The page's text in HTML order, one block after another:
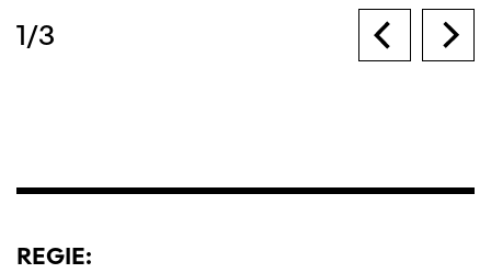
1/3
REGIE: